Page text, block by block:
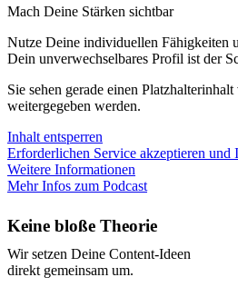
Mach Deine Stärken sichtbar
Nutze Deine individuellen Fähigkeiten
Dein unverwechselbares Profil ist der
Sie sehen gerade einen Platzhalterinhalt
weitergegeben werden.
Inhalt entsperren
Erforderlichen Service akzeptieren und
Weitere Informationen
Mehr Infos zum Podcast
Keine bloße Theorie
Wir setzen Deine Content-Ideen
direkt gemeinsam um.